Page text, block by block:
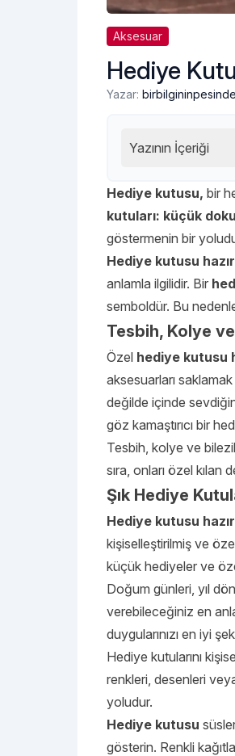
Aksesuar
Hediye
Yazar: birbilgininpesinde
Yazının İçeriği
Hediye kutusu, bir
kutuları: küçük
göstermenin bir
Hediye kutusu
anlamla ilgilidir. Bir
semboldür. Bu
Tesbih, Kolye
Özel hediye kutusu
aksesuarları
değilde içinde
göz kamaştırıcı bir
Tesbih, kolye ve
sıra, onları özel kılan
Şık Hediye
Hediye kutusu
kişiselleştirilmiş ve
küçük hediyeler ve
Doğum günleri, yıl
verebileceğiniz en
duygularınızı en iyi
Hediye kutularını
renkleri, desenleri
yoludur.
Hediye kutusu
gösterin. Renkli